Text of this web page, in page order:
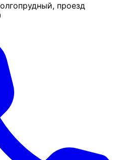
проезд